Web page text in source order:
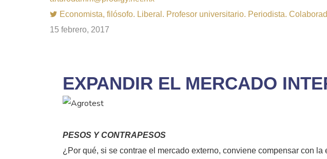
Economista, filósofo. Liberal. Profesor universitario. Periodista.
15 febrero, 2017
EXPANDIR EL MERCADO
PESOS Y CONTRAPESOS
¿Por qué, si se contrae el mercado externo, conviene compensar con